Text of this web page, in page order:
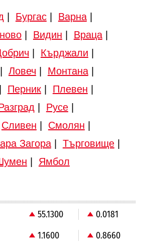
Бургас| Варна|
| Видин Враца|
Кърджали
Ловеч Монтана|
Перник| Плевен
Русе|
Сливен Смолян
Загора| Търговище|
Ямбол
55.1300
0.0181
1.1600 0.8660